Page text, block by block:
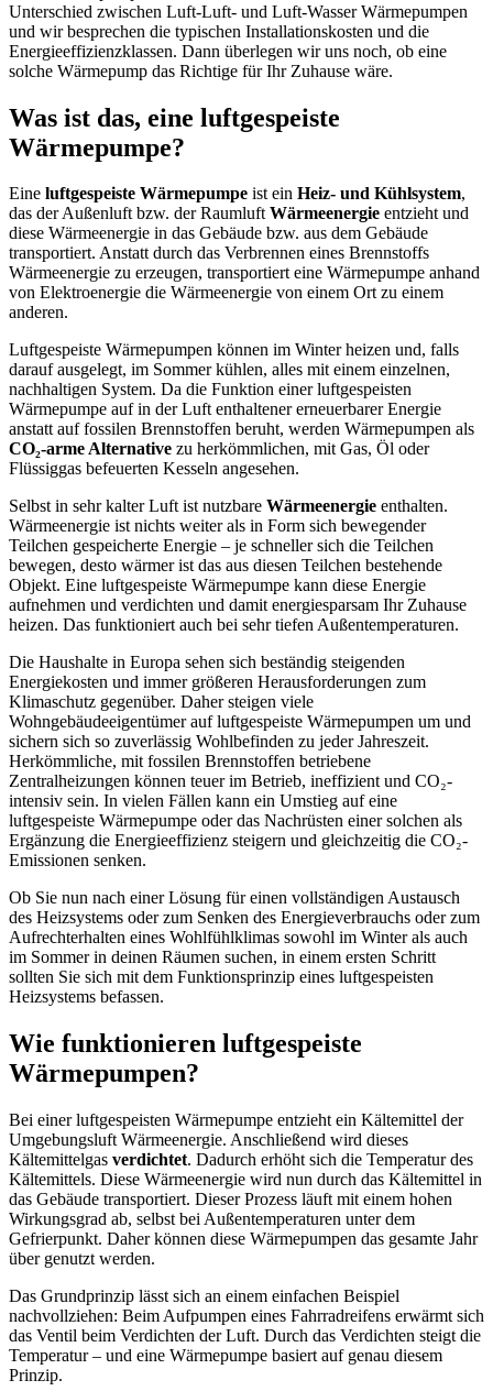
Unterschied zwischen Luft-Luft- und Luft-Wasser Wärmepumpen
und wir besprechen die typischen Installationskosten und die
Energieeffizienzklassen. Dann überlegen wir uns noch, ob eine
solche Wärmepump das Richtige für Ihr Zuhause wäre.
Was ist das, eine luftgespeiste
Wärmepumpe?
Eine luftgespeiste Wärmepumpe ist ein Heiz- und Kühlsystem,
das der Außenluft bzw. der RaumluftWärmeenergie entzieht und
diese Wärmeenergie in das Gebäude bzw. aus dem Gebäude
transportiert. Anstatt durch das Verbrennen eines Brennstoffs
Wärmeenergie zu erzeugen, transportiert eine Wärmepumpe anhand
von Elektroenergie die Wärmeenergie von einem Ort zu einem
anderen.
Luftgespeiste Wärmepumpen können im Winter heizen und, falls
darauf ausgelegt, im Sommer kühlen, alles mit einem einzelnen,
nachhaltigen System. Da die Funktion einer luftgespeisten
Wärmepumpe auf in der Luft enthaltener erneuerbarer Energie
anstatt auf fossilen Brennstoffen beruht, werden Wärmepumpen als
CO₂-arme Alternative zu herkömmlichen, mit Gas, Öl oder
Flüssiggas befeuerten Kesseln angesehen.
Selbst in sehr kalter Luft ist nutzbare Wärmeenergie enthalten.
Wärmeenergie ist nichts weiter als in Form sich bewegender
Teilchen gespeicherte Energie – je schneller sich die Teilchen
bewegen, desto wärmer ist das aus diesen Teilchen bestehende
Objekt. Eine luftgespeiste Wärmepumpe kann diese Energie
aufnehmen und verdichten und damit energiesparsam Ihr Zuhause
heizen. Das funktioniert auch bei sehr tiefen Außentemperaturen.
Die Haushalte in Europa sehen sich beständig steigenden
Energiekosten und immer größeren Herausforderungen zum
Klimaschutz gegenüber. Daher steigen viele
Wohngebäudeeigentümer auf luftgespeiste Wärmepumpen um und
sichern sich so zuverlässig Wohlbefinden zu jeder Jahreszeit.
Herkömmliche, mit fossilen Brennstoffen betriebene
Zentralheizungen können teuer im Betrieb, ineffizient und CO₂-
intensiv sein. In vielen Fällen kann ein Umstieg auf eine
luftgespeiste Wärmepumpe oder das Nachrüsten einer solchen als
Ergänzung die Energieeffizienz steigern und gleichzeitig die CO₂-
Emissionen senken.
Ob Sie nun nach einer Lösung für einen vollständigen Austausch
des Heizsystems oder zum Senken des Energieverbrauchs oder zum
Aufrechterhalten eines Wohlfühlklimas sowohl im Winter als auch
im Sommer in deinen Räumen suchen, in einem ersten Schritt
sollten Sie sich mit dem Funktionsprinzip eines luftgespeisten
Heizsystems befassen.
Wie funktionieren luftgespeiste
Wärmepumpen?
Bei einer luftgespeisten Wärmepumpe entzieht ein Kältemittel der
Umgebungsluft Wärmeenergie. Anschließend wird dieses
Kältemittelgas verdichtet. Dadurch erhöht sich die Temperatur des
Kältemittels. Diese Wärmeenergie wird nun durch das Kältemittel in
das Gebäude transportiert. Dieser Prozess läuft mit einem hohen
Wirkungsgrad ab, selbst bei Außentemperaturen unter dem
Gefrierpunkt. Daher können diese Wärmepumpen das gesamte Jahr
über genutzt werden.
Das Grundprinzip lässt sich an einem einfachen Beispiel
nachvollziehen: Beim Aufpumpen eines Fahrradreifens erwärmt sich
das Ventil beim Verdichten der Luft. Durch das Verdichten steigt die
Temperatur – und eine Wärmepumpe basiert auf genau diesem
Prinzip.